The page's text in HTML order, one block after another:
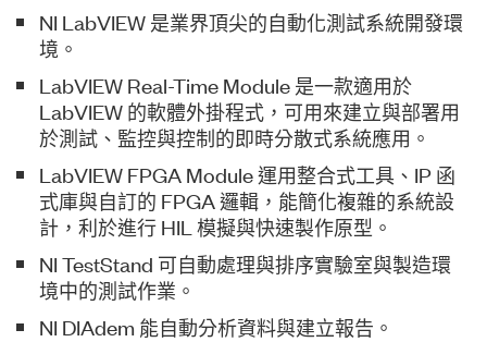
NI LabVIEW 是業界頂尖的自動化測試系統開發環
境。
LabVIEW Real-Time Module 是一款適用於
LabVIEW 的軟體外掛程式，可用來建立與部署用
於測試、監控與控制的即時分散式系統應用。
LabVIEW FPGA Module 運用整合式工具、IP 函
式庫與自訂的 FPGA 邏輯，能簡化複雜的系統設
計，利於進行 HIL 模擬與快速製作原型。
NI TestStand 可自動處理與排序實驗室與製造環
境中的測試作業。
NI DIAdem 能自動分析資料與建立報告。